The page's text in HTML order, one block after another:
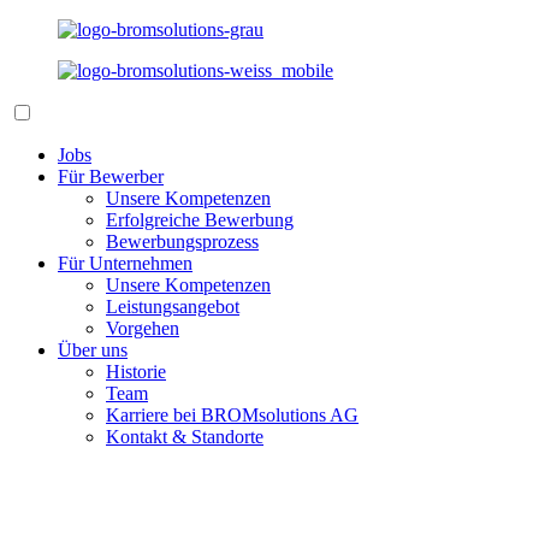
Jobs
Für Bewerber
Unsere Kompetenzen
Erfolgreiche Bewerbung
Bewerbungsprozess
Für Unternehmen
Unsere Kompetenzen
Leistungsangebot
Vorgehen
Über uns
Historie
Team
Karriere bei BROMsolutions AG
Kontakt & Standorte